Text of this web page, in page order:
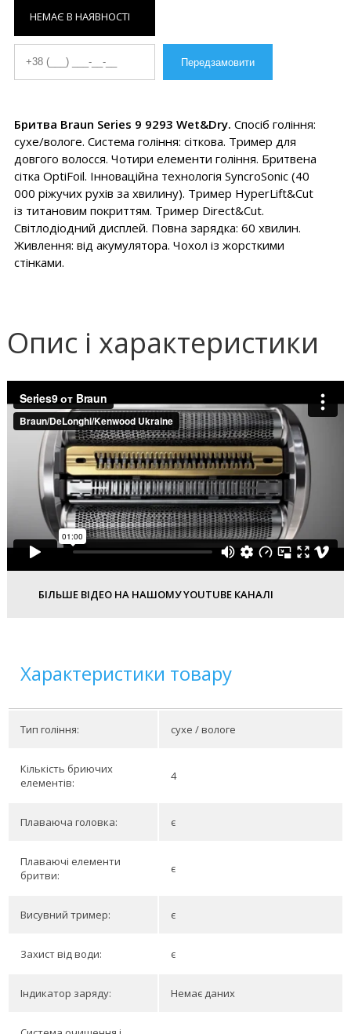
НЕМАЄ В НАЯВНОСТІ
Бритва Braun Series 9 9293 Wet&Dry. Спосіб гоління:
сухе/вологе. Система гоління: сіткова. Тример для
довгого волосся. Чотири елементи гоління. Бритвена
сітка OptiFoil. Інноваційна технологія SyncroSonic (40
000 ріжучих рухів за хвилину). Тример HyperLift&Cut
із титановим покриттям. Тример Direct&Cut.
Світлодіодний дисплей. Повна зарядка: 60 хвилин.
Живлення: від акумулятора. Чохол із жорсткими
стінками.
Опис і характеристики
БІЛЬШЕ ВІДЕО НА НАШОМУ YOUTUBE КАНАЛІ
Характеристики товару
Тип гоління: сухе / вологе
Кількість бриючих
елементів:
4
Плаваюча головка: є
Плаваючі елементи
бритви:
є
Висувний тример: є
Захист від води: є
Індикатор заряду: Немає даних